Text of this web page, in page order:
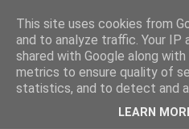
This site uses cookies from
and to analyze traffic. Your IP
shared with Google along
metrics to ensure quality of
statistics, and to detect and
LEARN